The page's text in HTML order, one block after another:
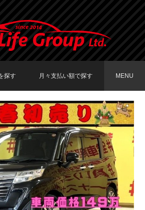
探す
車種で探す
ーカーで探す
月々支払い額で探す
〜19,999円
20,000円〜29,999円
30,000円〜39,999円
40,000円〜49,999円
50,000円〜
MENU